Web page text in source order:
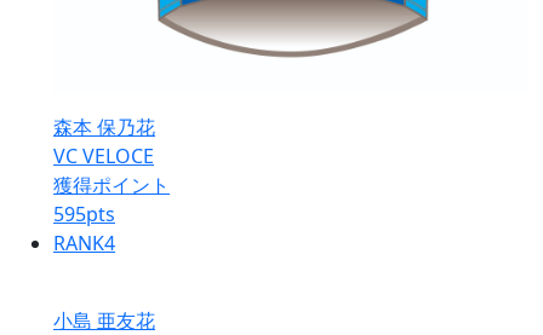
森本 保乃花
VC VELOCE
獲得ポイント
595pts
RANK4
小島 亜友花